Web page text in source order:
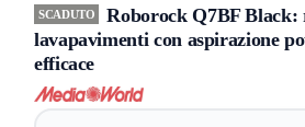
SCADUTO
Roborock Q7BF Black:
lavapavimenti con aspirazione
efficace